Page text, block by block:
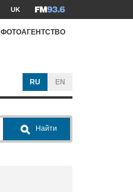
UK
ФОТОАГЕНТСТВО
RU EN
Найти